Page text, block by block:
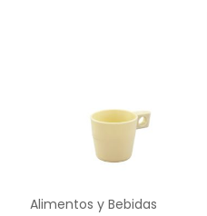
Alimentos y Bebidas